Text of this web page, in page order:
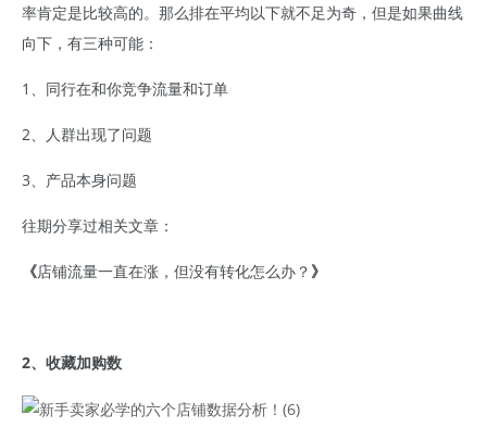
率肯定是比较高的。那么排在平均以下就不足为奇，但是如果曲线
向下，有三种可能：
1、同行在和你竞争流量和订单
2、人群出现了问题
3、产品本身问题
往期分享过相关文章：
《店铺流量一直在涨，但没有转化怎么办？ 》
2、收藏加购数